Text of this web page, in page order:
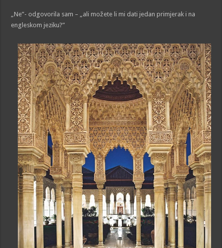
„Ne”- odgovorila sam – „ali možete li mi dati jedan primjerak i na
engleskom jeziku?”